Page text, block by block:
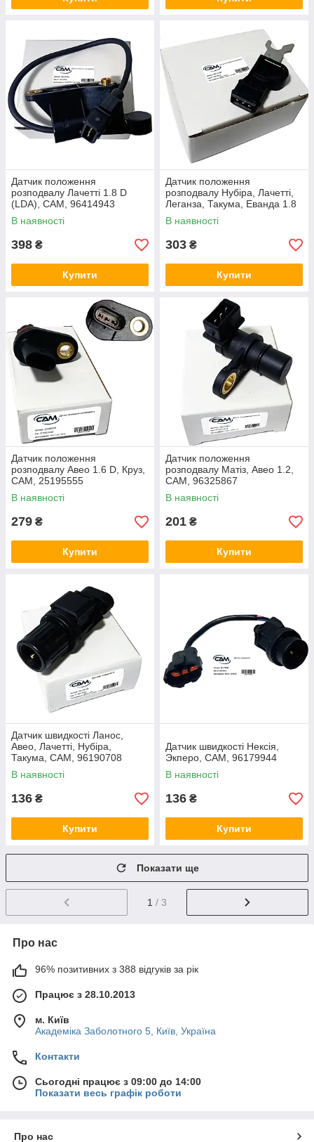
Датчик положення
розподвалу Лачетті 1.8 D
(LDA), CAM, 96414943
В наявності
398 ₴
Купити
Датчик положення
розподвалу Нубіра, Лачетті,
Леганза, Такума, Еванда 1.8
D/2.0D, CAM, 96418393
В наявності
303 ₴
Купити
Датчик положення
розподвалу Авео 1.6 D, Круз,
CAM, 25195555
В наявності
279 ₴
Купити
Датчик положення
розподвалу Матіз, Авео 1.2,
CAM, 96325867
В наявності
201 ₴
Купити
Датчик швидкості Ланос,
Авео, Лачетті, Нубіра,
Такума, CAM, 96190708
В наявності
136 ₴
Купити
Датчик швидкості Нексія,
Экперо, CAM, 96179944
В наявності
136 ₴
Купити
Показати ще
1 / 3
Про нас
96% позитивних з 388 відгуків за рік
Працює з 28.10.2013
м. Київ
Академіка Заболотного 5, Київ, Україна
Контакти
Сьогодні працює з 09:00 до 14:00
Показати весь графік роботи
Про нас